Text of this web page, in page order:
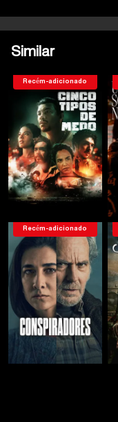
Similar
Recém-adicionado
Recém-adicionado